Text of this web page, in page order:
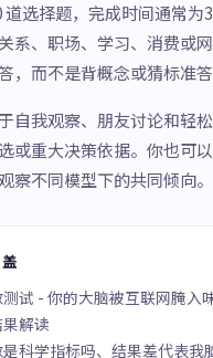
道选择题，完成时间通常为
系、职场、学习、消费或
，而不是背概念或猜标准答
自我观察、朋友讨论和轻
或重大决策依据。你也可
察不同模型下的共同倾向。
试 - 你的大脑被互联网腌入
解读
科学指标吗、结果差代表我